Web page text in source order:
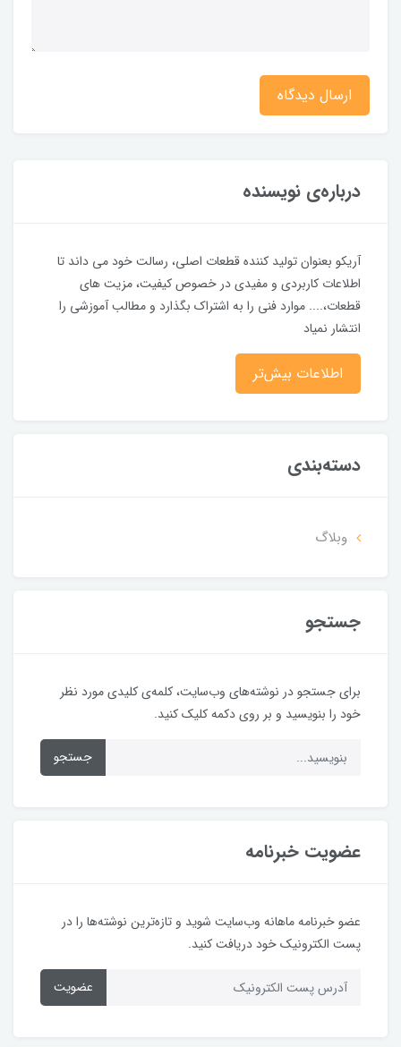
ارسال دیدگاه
درباره‌ی نویسنده
آریکو بعنوان تولید کننده قطعات اصلی، رسالت خود می داند تا
اطلاعات کاربردی و مفیدی در خصوص کیفیت، مزیت های
قطعات،.... موارد فنی را به اشتراک بگذارد و مطالب آموزشی را
انتشار نمیاد
اطلاعات بیش‌تر
دسته‌بندی
وبلاگ
جستجو
برای جستجو در نوشته‌های وب‌سایت، کلمه‌ی کلیدی مورد نظر
خود را بنویسید و بر روی دکمه کلیک کنید.
جستجو
عضویت خبرنامه
عضو خبرنامه ماهانه وب‌سایت شوید و تازه‌ترین نوشته‌ها را در
پست الکترونیک خود دریافت کنید.
عضویت